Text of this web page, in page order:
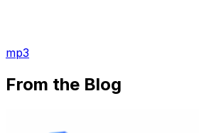
mp3
From the Blog